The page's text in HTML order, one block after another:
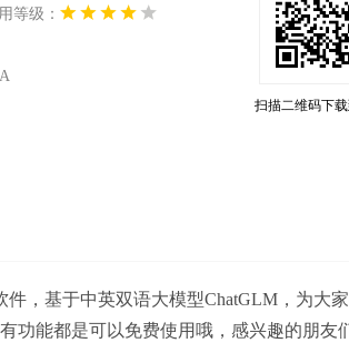
等级：
扫描二维码下
，基于中英双语大模型ChatGLM，为大
能都是可以免费使用哦，感兴趣的朋友